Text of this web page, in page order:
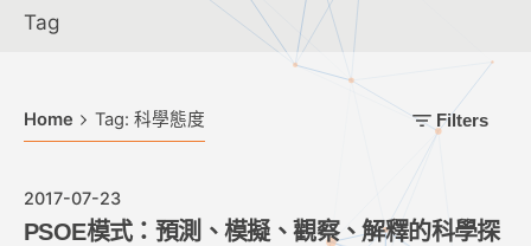
Tag
Home Tag: 科學態度 Filters
2017-07-23
PSOE模式：預測、模擬、觀察、解釋的科學探